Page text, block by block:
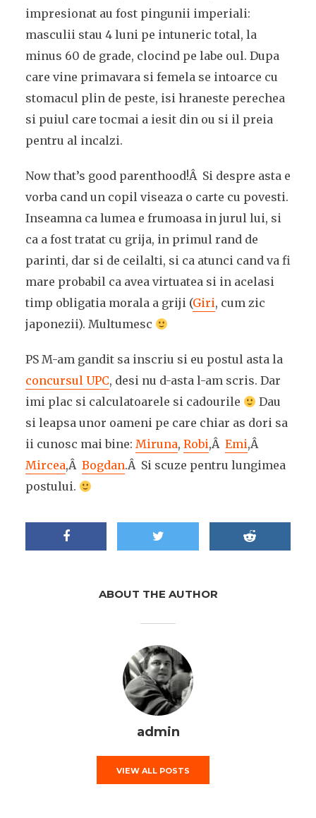
impresionat au fost pingunii imperiali:
masculii stau 4 luni pe intuneric total, la
minus 60 de grade, clocind pe labe oul. Dupa
care vine primavara si femela se intoarce cu
stomacul plin de peste, isi hraneste perechea
si puiul care tocmai a iesit din ou si il preia
pentru al incalzi.
Now that’s good parenthood!Â Si despre asta e
vorba cand un copil viseaza o carte cu povesti.
Inseamna ca lumea e frumoasa in jurul lui, si
ca a fost tratat cu grija, in primul rand de
parinti, dar si de ceilalti, si ca atunci cand va fi
mare probabil ca avea virtuatea si in acelasi
timp obligatia morala a griji (Giri, cum zic
japonezii). Multumesc
PS M-am gandit sa inscriu si eu postul asta la
concursul UPC, desi nu d-asta l-am scris. Dar
imi plac si calculatoarele si cadourile
Dau
si leapsa unor oameni pe care chiar as dori sa
ii cunosc mai bine: Miruna, Robi,Â Emi,Â
Mircea,Â Bogdan.Â Si scuze pentru lungimea
postului.
ABOUT THE AUTHOR
admin
VIEW ALL POSTS